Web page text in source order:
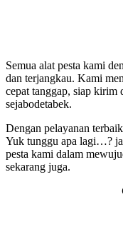
Semua alat pesta kami
dan terjangkau. Kami
cepat tanggap, siap kirim
sejabodetabek.
Dengan pelayanan
Yuk tunggu apa lagi…?
pesta kami dalam
sekarang juga.